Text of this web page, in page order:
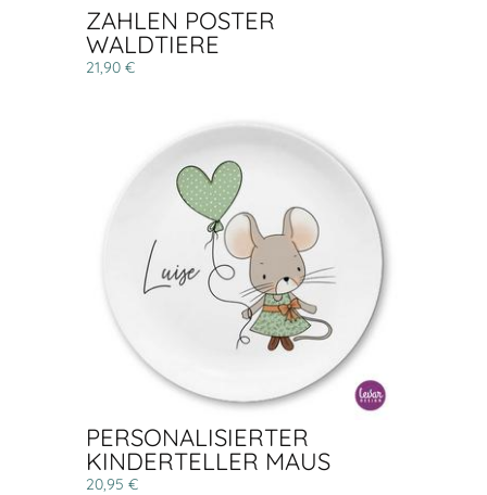
ZAHLEN POSTER
WALDTIERE
21,90 €
PERSONALISIERTER
KINDERTELLER MAUS
20,95 €